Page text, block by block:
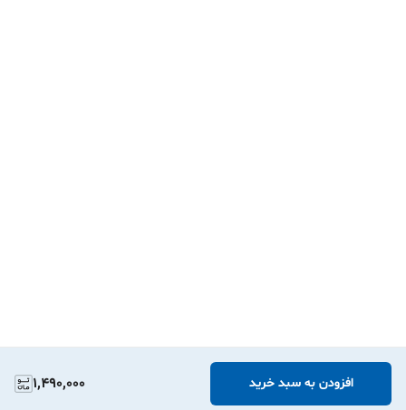
1,490,000 افزودن به سبد خرید